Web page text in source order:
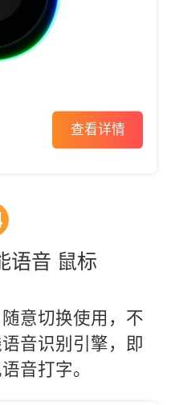
查看详情
语音 鼠标
意切换使用，不
音识别引擎，即
音打字。